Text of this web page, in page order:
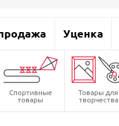
Уценка
Спортивные
товары
Товары для
творчества